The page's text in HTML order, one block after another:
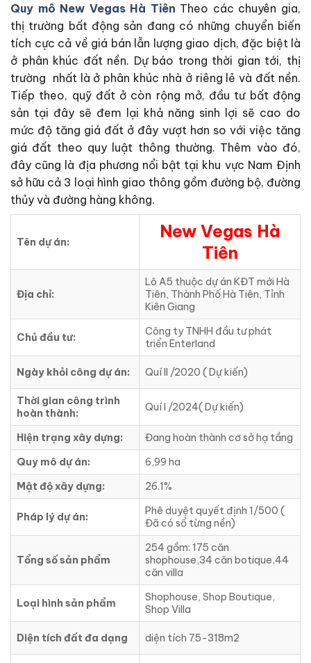
Quy mô New Vegas Hà Tiên Theo các chuyên gia,
thị trường bất động sản đang có những chuyển biến
tích cực cả về giá bán lẫn lượng giao dịch, đặc biệt là
ở phân khúc đất nền. Dự báo trong thời gian tới, thị
trường nhất là ở phân khúc nhà ở riêng lẻ và đất nền.
Tiếp theo, quỹ đất ở còn rộng mở, đầu tư bất động
sản tại đây sẽ đem lại khả năng sinh lợi sẽ cao do
mức độ tăng giá đất ở đây vượt hơn so với việc tăng
giá đất theo quy luật thông thường. Thêm vào đó,
đây cũng là địa phương nổi bật tại khu vực Nam Định
sở hữu cả 3 loại hình giao thông gồm đường bộ, đường
thủy và đường hàng không.
Tên dự án:
New Vegas Hà
Tiên
Địa chỉ:
Lô A5 thuộc dự án KĐT mới Hà
Tiên, Thành Phố Hà Tiên, Tỉnh
Kiên Giang
Chủ đầu tư:
Công ty TNHH đầu tư phát
triển Enterland
Ngày khỏi công dự án: Quí II /2020 ( Dự kiến)
Thời gian công trình
hoàn thành:
Quí I /2024( Dự kiến)
Hiện trạng xây dựng:
Đang hoàn thành cơ sở hạ tầng
Quy mô dự án:
6,99 ha
Mật độ xây dựng:
26.1%
Pháp lý dự án:
Phê duyệt quyết định 1/500 (
Đã có sổ từng nền)
Tổng số sản phẩm
254 gồm: 175 căn
shophouse,34 căn botique,44
căn villa
Loại hình sản phẩm
Shophouse, Shop Boutique,
Shop Villa
Diện tích đất đa dạng diện tích 75-318m2